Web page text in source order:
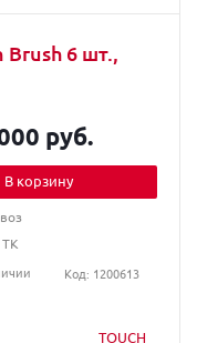
Brush 6 шт.,
TOUCH
руб.
В корзину
ТК
Код: 1200613